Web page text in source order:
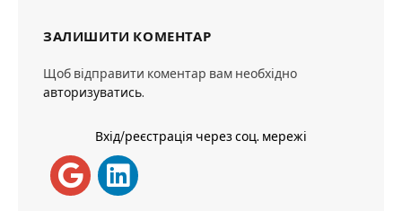
ЗАЛИШИТИ КОМЕНТАР
Щоб відправити коментар вам необхідно
авторизуватись.
Вхід/реєстрація через соц. мережі